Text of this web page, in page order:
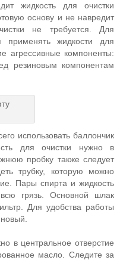
жидкость для очистки
основу и не навредит
не требуется. Для
применять жидкости для
агрессивные компоненты:
резиновым компонентам
использовать баллончик
для очистки нужно в
пробку также следует
трубку, которую можно
Пары спирта и жидкость
грязь. Основной шлак
Для удобства работы
в центральное отверстие
масло. Следите за